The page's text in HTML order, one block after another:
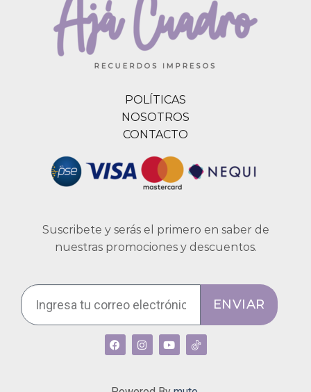
POLÍTICAS
NOSOTROS
CONTACTO
Suscribete y serás el primero en saber de
nuestras promociones y descuentos.
ENVIAR